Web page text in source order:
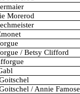
Morerod
/ Betsy Clifford
/ Annie Famose